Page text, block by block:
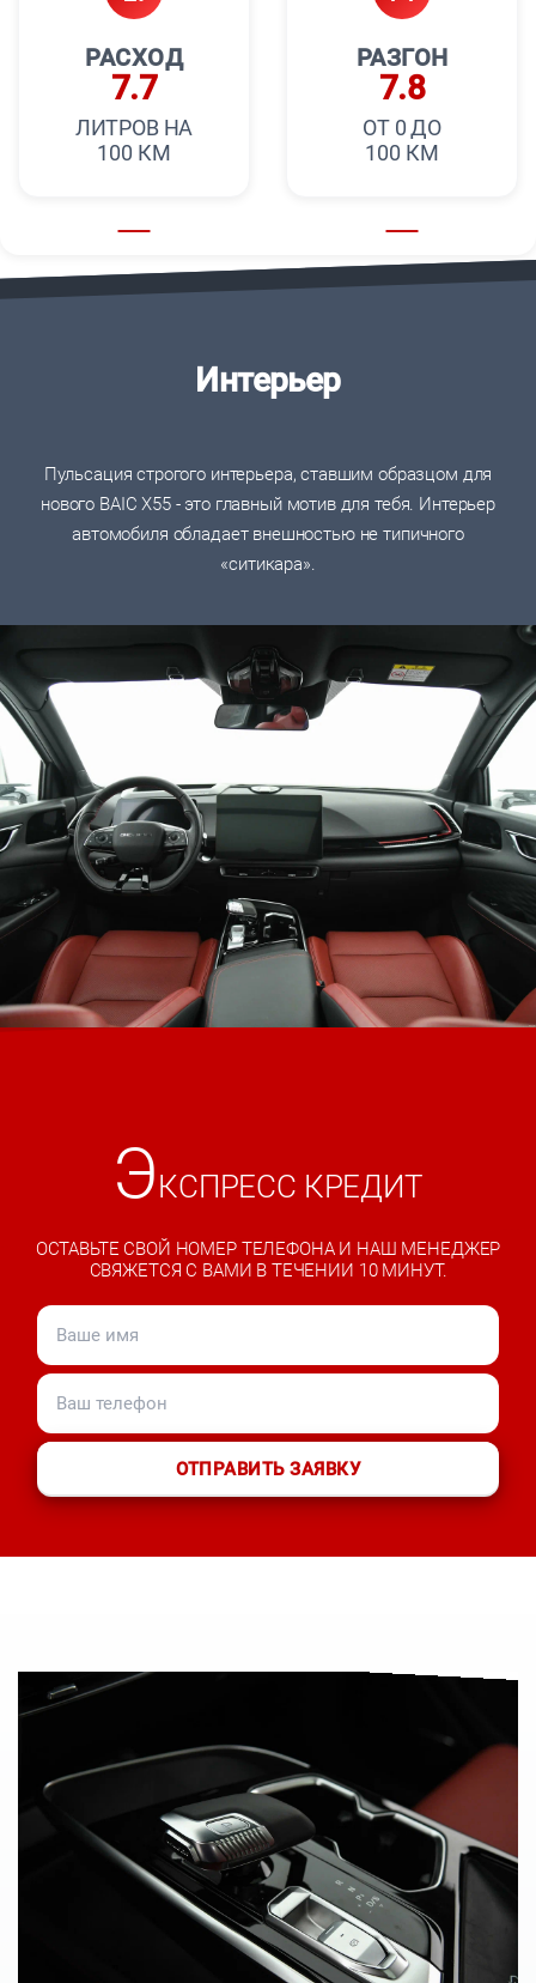
РАСХОД
7.7
ЛИТРОВ НА
100 КМ
РАЗГОН
7.8
ОТ 0 ДО
100 КМ
Интерьер
Пульсация строгого интерьера, ставшим образцом для
нового BAIC X55 - это главный мотив для тебя. Интерьер
автомобиля обладает внешностью не типичного
«ситикара».
ЭКСПРЕСС КРЕДИТ
ОСТАВЬТЕ СВОЙ НОМЕР ТЕЛЕФОНА И НАШ МЕНЕДЖЕР
СВЯЖЕТСЯ С ВАМИ В ТЕЧЕНИИ 10 МИНУТ.